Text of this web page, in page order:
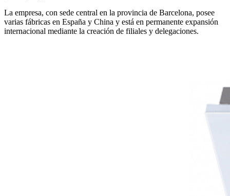
La empresa, con sede central en la provincia de Barcelona, posee
varias fábricas en España y China y está en permanente expansión
internacional mediante la creación de filiales y delegaciones.